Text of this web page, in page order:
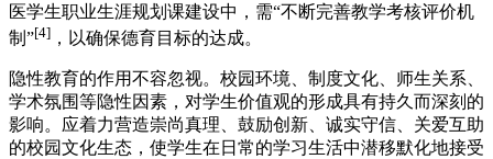
医学生职业生涯规划课建设中，需“不断完善教学考核评价机
制”[4] ，以确保德育目标的达成。
隐性教育的作用不容忽视。校园环境、制度文化、师生关系、
学术氛围等隐性因素，对学生价值观的形成具有持久而深刻的
影响。应着力营造崇尚真理、鼓励创新、诚实守信、关爱互助
的校园文化生态，使学生在日常的学习生活中潜移默化地接受